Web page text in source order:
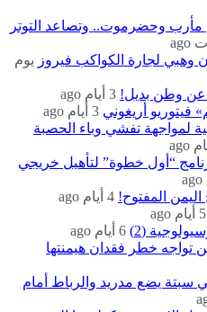
وحضرموت.. وتصاعد التوتر
وهبي لجارة الكواكب فيروز يوم
عن وطن بديل! 3 أيام ago
فيتوريو أريغوني 3 أيام ago
لمواجهة تفشي وباء الحصبة
“أول خطوة” لتأهيل خريجي
المفتوح! 4 أيام ago
5 أيام ago
(2)
6 أيام ago
تواجه خطر فقدان هيمنتها
سبتة يضع مدريد والرباط أمام